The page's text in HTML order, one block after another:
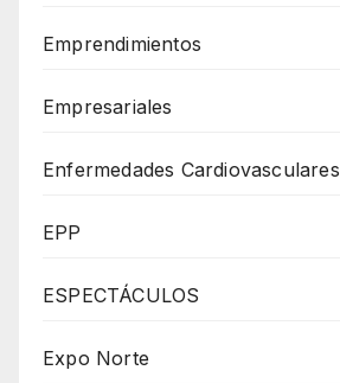
Emprendimientos
Empresariales
Enfermedades Cardiovasculares
EPP
ESPECTÁCULOS
Expo Norte